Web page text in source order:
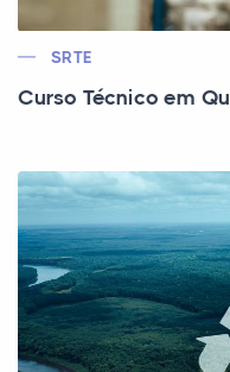
SRTE
Curso Técnico em